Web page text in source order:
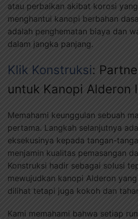
atau perbaikan akibat korosi
menghantui kanopi berbahan
adalah penghematan biaya dan
dalam jangka panjang.
Klik Konstruksi:
untuk Kanopi Alderon
Memahami keunggulan sebuah
pertama. Langkah selanjutnya
eksekusinya kepada tangan-
menjamin kualitas pemasangan
Konstruksi hadir sebagai solusi
mewujudkan kanopi Alderon
dilihat tetapi juga kokoh dan
Kami memahami bahwa setiap